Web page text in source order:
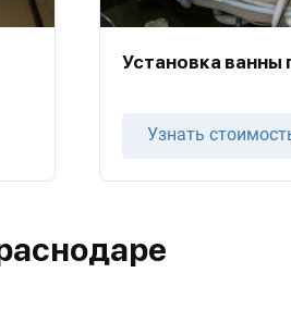
Установка ванны
Узнать